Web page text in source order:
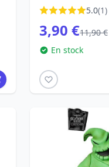
antes Navidad
5.0(1)
3,90 €11,90 €
En stock